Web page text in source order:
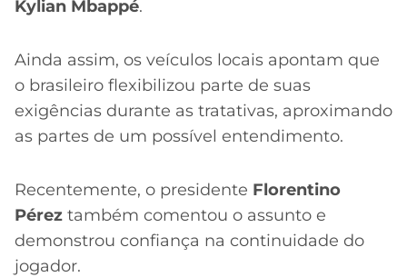
Kylian Mbappé.
Ainda assim, os veículos locais apontam que
o brasileiro flexibilizou parte de suas
exigências durante as tratativas, aproximando
as partes de um possível entendimento.
Recentemente, o presidente Florentino
Pérez também comentou o assunto e
demonstrou confiança na continuidade do
jogador.